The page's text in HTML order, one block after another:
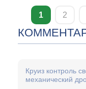
1 2
Круиз контроль
механический